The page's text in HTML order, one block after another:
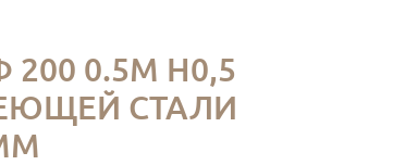
0.5М Н0,5
СТАЛИ